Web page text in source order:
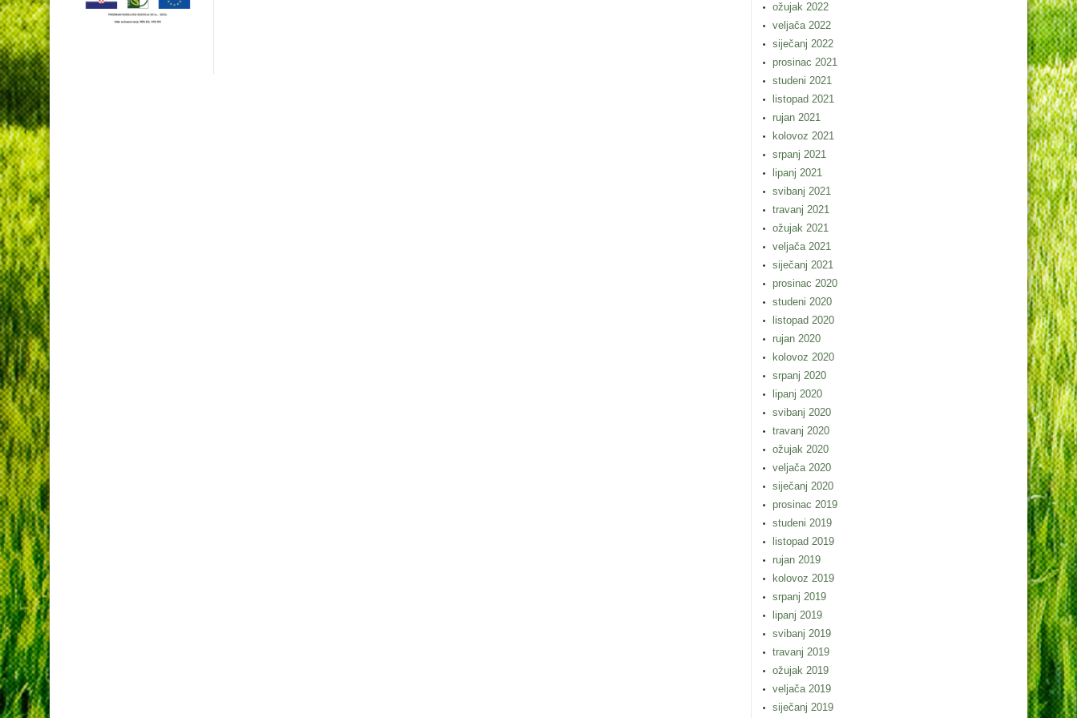
ožujak 2022
veljača 2022
siječanj 2022
prosinac 2021
studeni 2021
listopad 2021
rujan 2021
kolovoz 2021
srpanj 2021
lipanj 2021
svibanj 2021
travanj 2021
ožujak 2021
veljača 2021
siječanj 2021
prosinac 2020
studeni 2020
listopad 2020
rujan 2020
kolovoz 2020
srpanj 2020
lipanj 2020
svibanj 2020
travanj 2020
ožujak 2020
veljača 2020
siječanj 2020
prosinac 2019
studeni 2019
listopad 2019
rujan 2019
kolovoz 2019
srpanj 2019
lipanj 2019
svibanj 2019
travanj 2019
ožujak 2019
veljača 2019
siječanj 2019